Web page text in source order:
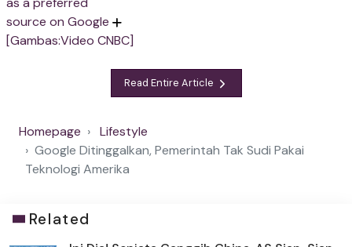
source on Google
[Gambas:Video CNBC]
Read Entire Article
Homepage
Lifestyle
Google Ditinggalkan, Pemerintah Tak Sudi Pakai
Teknologi Amerika
Related